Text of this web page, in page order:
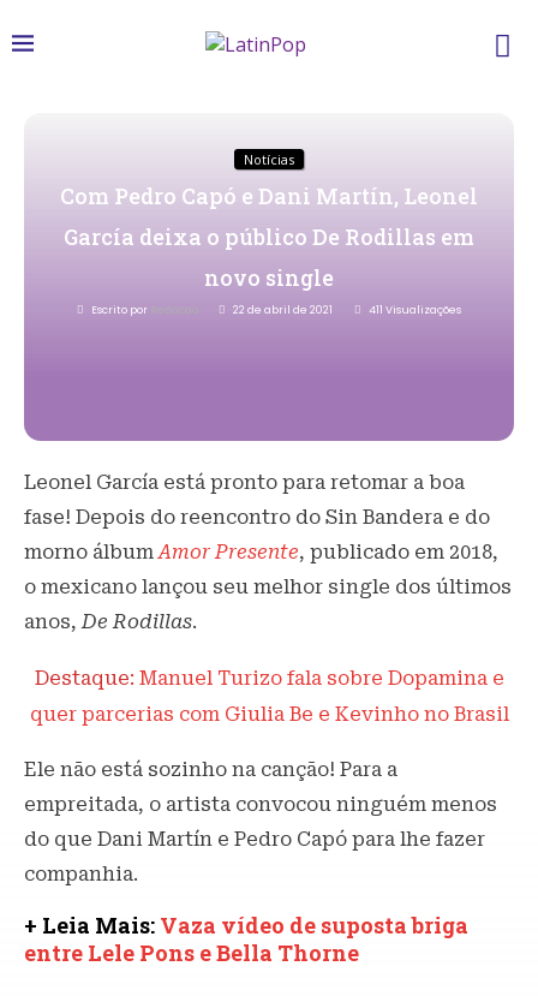
Notícias
Com Pedro Capó e Dani Martín, Leonel
García deixa o público De Rodillas em
novo single
Escrito por 22 de abril de 2021 411 Visualizações
Leonel García está pronto para retomar a boa
fase! Depois do reencontro do Sin Bandera e do
morno álbumAmor Presente, publicado em 2018,
o mexicano lançou seu melhor single dos últimos
anos,De Rodillas.
Destaque: Manuel Turizo fala sobre Dopamina e
quer parcerias com Giulia Be e Kevinho no Brasil
Ele não está sozinho na canção! Para a
empreitada, o artista convocou ninguém menos
do que Dani Martín e Pedro Capó para lhe fazer
companhia.
+ Leia Mais: Vaza vídeo de suposta briga
entre Lele Pons e Bella Thorne